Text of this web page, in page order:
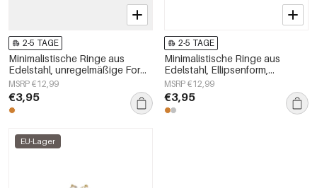
2-5 TAGE
Minimalistische Ringe aus
Edelstahl, unregelmäßige Form,
schlichte Alltags-Serie,
Damenschmuck
MSRP €12,99
€3,95
2-5 TAGE
Minimalistische Ringe aus
Edelstahl, Ellipsenform,
schlichte Alltags-Serie,
Damenschmuck
MSRP €12,99
€3,95
EU-Lager